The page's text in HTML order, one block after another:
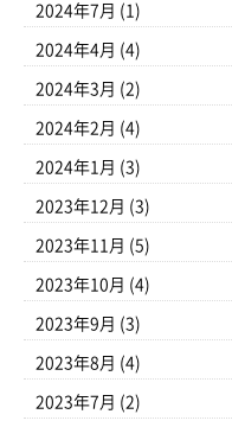
2024年7月 (1)
2024年4月 (4)
2024年3月 (2)
2024年2月 (4)
2024年1月 (3)
2023年12月 (3)
2023年11月 (5)
2023年10月 (4)
2023年9月 (3)
2023年8月 (4)
2023年7月 (2)